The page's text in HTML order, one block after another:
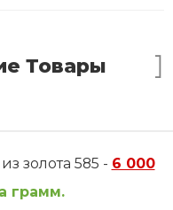
Товары
золота 585 - 6 000
грамм.